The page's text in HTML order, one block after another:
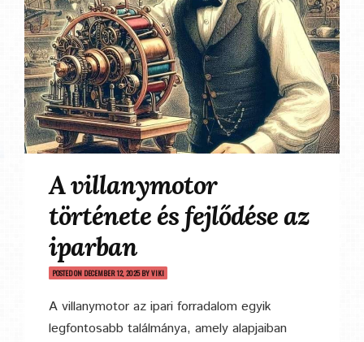
A villanymotor
története és fejlődése az
iparban
POSTED ON DECEMBER 12, 2025BYVIKI
A villanymotor az ipari forradalom egyik
legfontosabb találmánya, amely alapjaiban